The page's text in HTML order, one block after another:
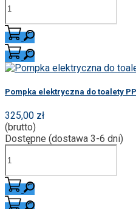
Pompka elektryczna do toalety
325,00 zł
(brutto)
Dostępne (dostawa 3-6 dni)